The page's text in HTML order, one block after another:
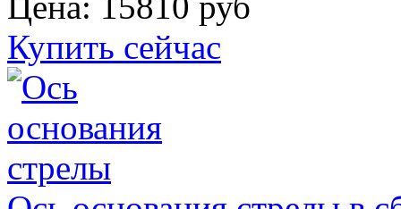
Купить сейчас